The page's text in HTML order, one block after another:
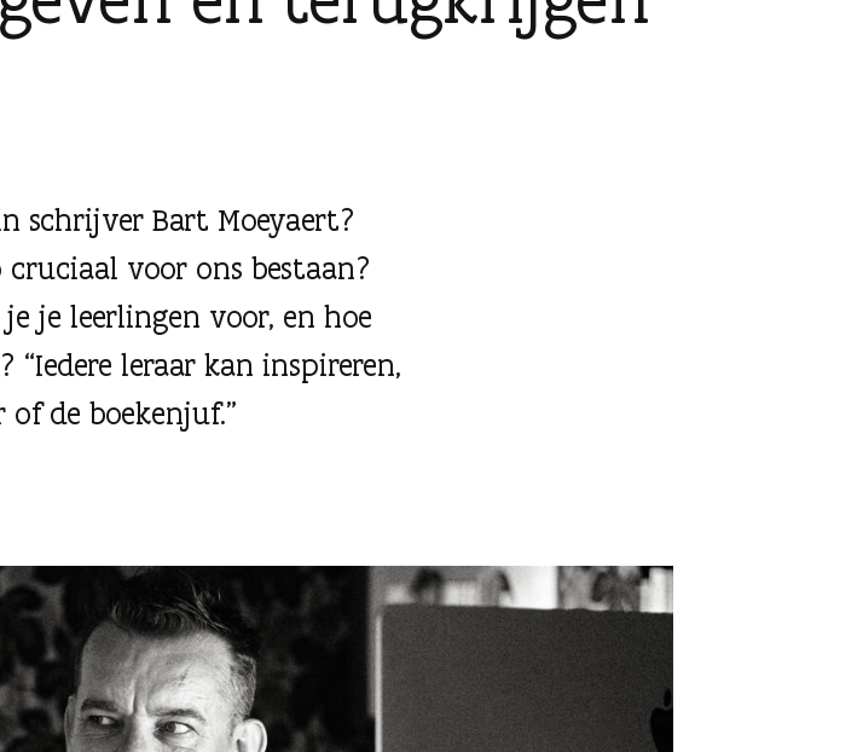
schrijver Bart Moeyaert?
voor ons bestaan?
je leerlingen voor, en hoe
leraar kan inspireren,
de boekenjuf.”